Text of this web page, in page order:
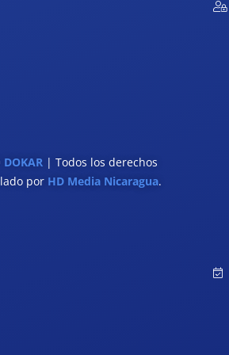
DOKAR | Todos los derechos
por HD Media Nicaragua.